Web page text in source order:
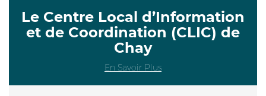
Le Centre Local d’Information
et de Coordination (CLIC) de
Chay
En Savoir Plus